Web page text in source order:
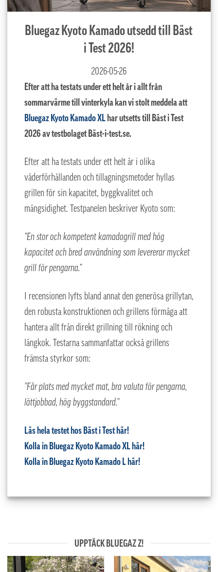
Bluegaz Kyoto Kamado utsedd till Bäst
i Test 2026!
2026-05-26
Efter att ha testats under ett helt år i allt från
sommarvärme till vinterkyla kan vi stolt meddela att
Bluegaz Kyoto Kamado XLhar utsetts till Bäst i Test
2026 av testbolaget Bäst-i-test.se.
Efter att ha testats under ett helt år i olika
väderförhållanden och tillagningsmetoder hyllas
grillen för sin kapacitet, byggkvalitet och
mångsidighet. Testpanelen beskriver Kyoto som:
”En stor och kompetent kamadogrill med hög
kapacitet och bred användning som levererar mycket
grill för pengarna.”
I recensionen lyfts bland annat den generösa grillytan,
den robusta konstruktionen och grillens förmåga att
hantera allt från direkt grillning till rökning och
långkok. Testarna sammanfattar också grillens
främsta styrkor som:
”Får plats med mycket mat, bra valuta för pengarna,
lättjobbad, hög byggstandard.”
Läs hela testet hos Bäst i Test här!
Kolla in Bluegaz Kyoto Kamado XL här!
Kolla in Bluegaz Kyoto Kamado L här!
UPPTÄCK BLUEGAZ Z!